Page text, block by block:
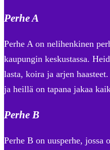
Perhe A
Perhe A on nelihenkinen
kaupungin keskustassa.
lasta, koira ja arjen
ja heillä on tapana jakaa
Perhe B
Perhe B on uusperhe, jossa